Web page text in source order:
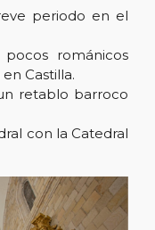
periodo en el
románicos
Castilla.
retablo barroco
con la Catedral